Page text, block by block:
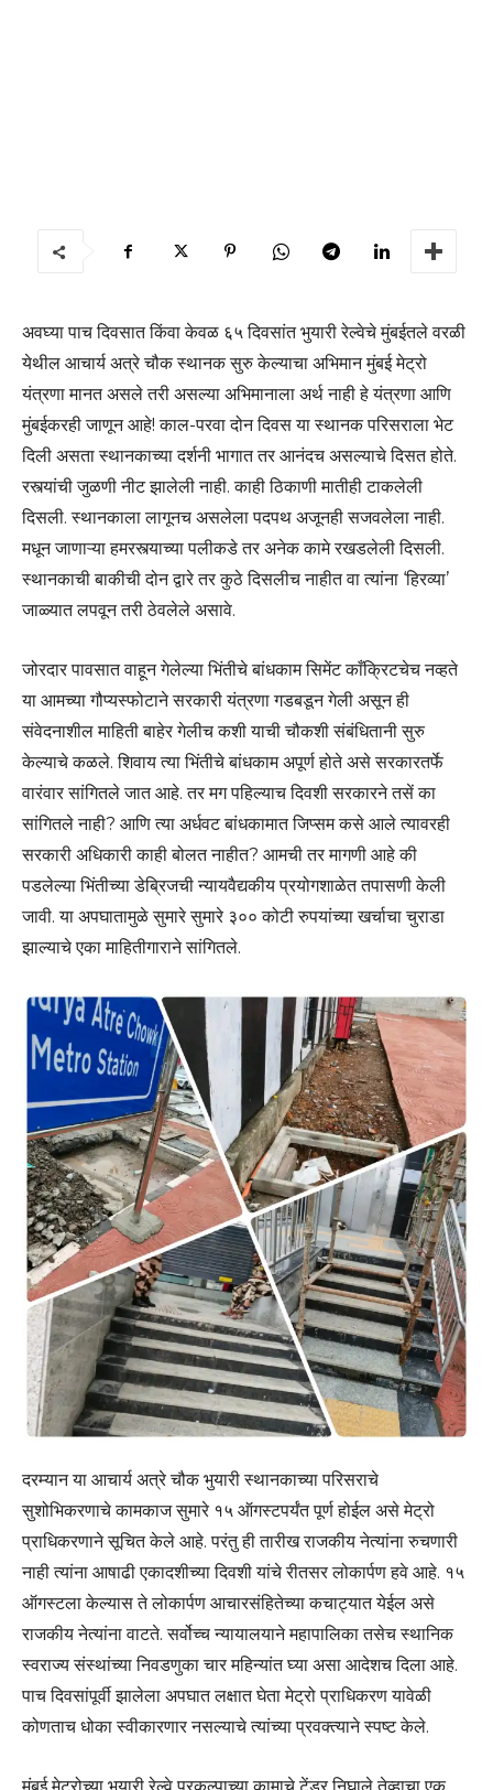
अवघ्या पाच दिवसात किंवा केवळ ६५ दिवसांत भुयारी रेल्वेचे मुंबईतले वरळी
येथील आचार्य अत्रे चौक स्थानक सुरु केल्याचा अभिमान मुंबई मेट्रो
यंत्रणा मानत असले तरी असल्या अभिमानाला अर्थ नाही हे यंत्रणा आणि
मुंबईकरही जाणून आहे! काल-परवा दोन दिवस या स्थानक परिसराला भेट
दिली असता स्थानकाच्या दर्शनी भागात तर आनंदच असल्याचे दिसत होते.
रस्त्यांची जुळणी नीट झालेली नाही. काही ठिकाणी मातीही टाकलेली
दिसली. स्थानकाला लागूनच असलेला पदपथ अजूनही सजवलेला नाही.
मधून जाणाऱ्या हमरस्त्याच्या पलीकडे तर अनेक कामे रखडलेली दिसली.
स्थानकाची बाकीची दोन द्वारे तर कुठे दिसलीच नाहीत वा त्यांना ‘हिरव्या’
जाळ्यात लपवून तरी ठेवलेले असावे.
जोरदार पावसात वाहून गेलेल्या भिंतीचे बांधकाम सिमेंट काँक्रिटचेच नव्हते
या आमच्या गौप्यस्फोटाने सरकारी यंत्रणा गडबडून गेली असून ही
संवेदनाशील माहिती बाहेर गेलीच कशी याची चौकशी संबंधितानी सुरु
केल्याचे कळले. शिवाय त्या भिंतीचे बांधकाम अपूर्ण होते असे सरकारतर्फे
वारंवार सांगितले जात आहे. तर मग पहिल्याच दिवशी सरकारने तसें का
सांगितले नाही? आणि त्या अर्धवट बांधकामात जिप्सम कसे आले त्यावरही
सरकारी अधिकारी काही बोलत नाहीत? आमची तर मागणी आहे की
पडलेल्या भिंतीच्या डेब्रिजची न्यायवैद्यकीय प्रयोगशाळेत तपासणी केली
जावी. या अपघातामुळे सुमारे सुमारे ३०० कोटी रुपयांच्या खर्चाचा चुराडा
झाल्याचे एका माहितीगाराने सांगितले.
दरम्यान या आचार्य अत्रे चौक भुयारी स्थानकाच्या परिसराचे
सुशोभिकरणाचे कामकाज सुमारे १५ ऑगस्टपर्यंत पूर्ण होईल असे मेट्रो
प्राधिकरणाने सूचित केले आहे. परंतु ही तारीख राजकीय नेत्यांना रुचणारी
नाही त्यांना आषाढी एकादशीच्या दिवशी यांचे रीतसर लोकार्पण हवे आहे. १५
ऑगस्टला केल्यास ते लोकार्पण आचारसंहितेच्या कचाट्यात येईल असे
राजकीय नेत्यांना वाटते. सर्वोच्च न्यायालयाने महापालिका तसेच स्थानिक
स्वराज्य संस्थांच्या निवडणुका चार महिन्यांत घ्या असा आदेशच दिला आहे.
पाच दिवसांपूर्वी झालेला अपघात लक्षात घेता मेट्रो प्राधिकरण यावेळी
कोणताच धोका स्वीकारणार नसल्याचे त्यांच्या प्रवक्त्याने स्पष्ट केले.